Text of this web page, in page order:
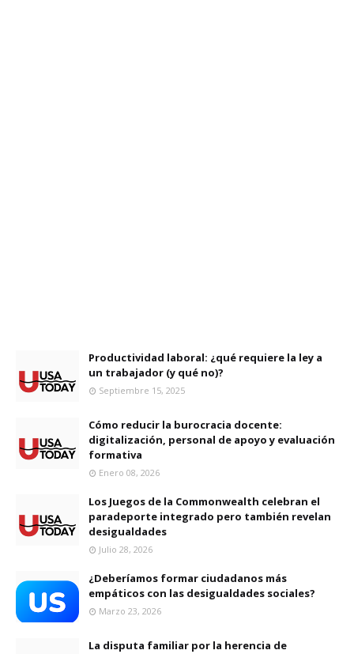
Productividad laboral: ¿qué requiere la ley a
un trabajador (y qué no)?
Septiembre 15, 2025
Cómo reducir la burocracia docente:
digitalización, personal de apoyo y evaluación
formativa
Enero 08, 2026
Los Juegos de la Commonwealth celebran el
paradeporte integrado pero también revelan
desigualdades
Julio 28, 2026
¿Deberíamos formar ciudadanos más
empáticos con las desigualdades sociales?
Marzo 23, 2026
La disputa familiar por la herencia de